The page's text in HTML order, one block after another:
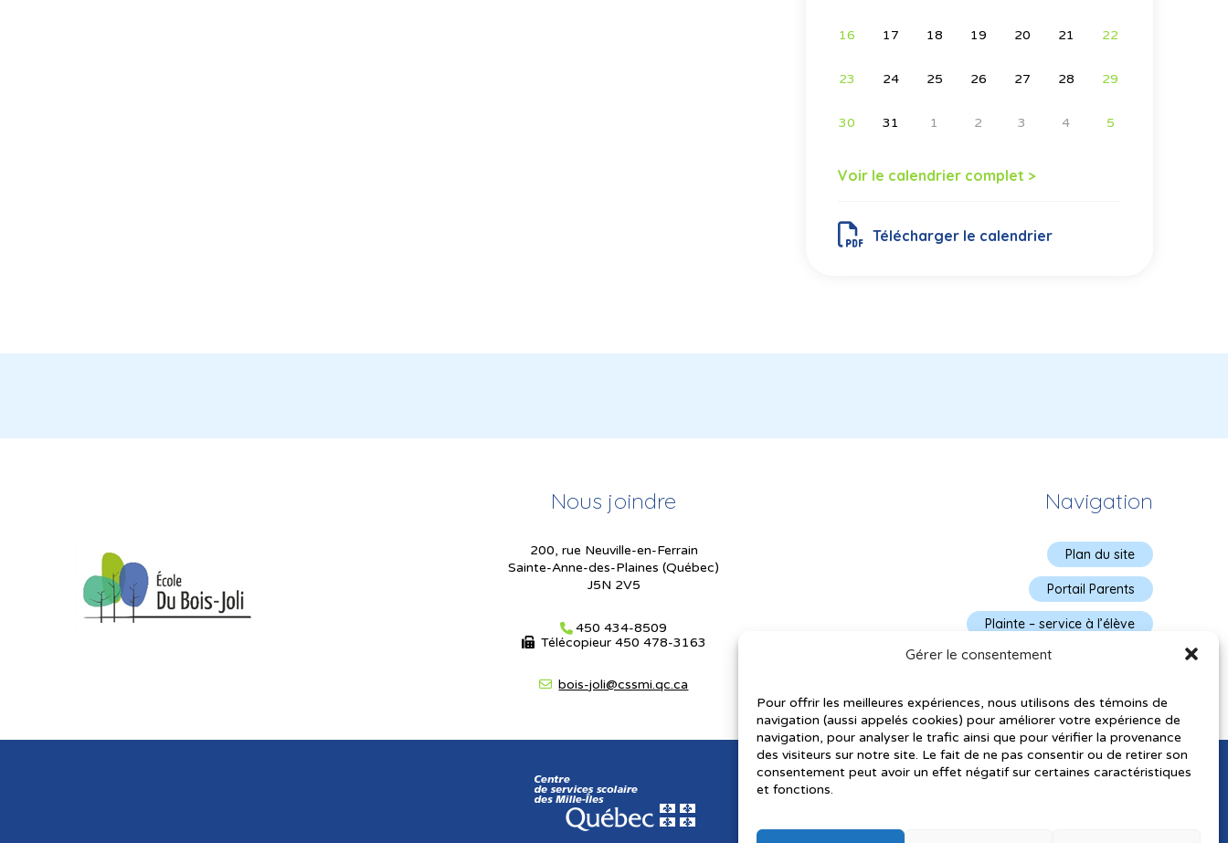
Gérer le consentement
Pour offrir les meilleures expériences, nous utilisons des témoins de
navigation (aussi appelés cookies) pour améliorer votre expérience de
navigation, pour analyser le trafic ainsi que pour vérifier la provenance
des visiteurs sur notre site. Le fait de ne pas consentir ou de retirer son
consentement peut avoir un effet négatif sur certaines caractéristiques
et fonctions.
16 17 18 19 20 21 22
23 24 25 26 27 28 29
30 31 1 2 3 4 5
Voir le calendrier complet >
Télécharger le calendrier
Nous joindre
200, rue Neuville-en-Ferrain
Sainte-Anne-des-Plaines (Québec)
J5N 2V5
450 434-8509
Télécopieur 450 478-3163
bois-joli@cssmi.qc.ca
Navigation
Plan du site
Portail Parents
Plainte – service à l’élève
Politique de confidentialité